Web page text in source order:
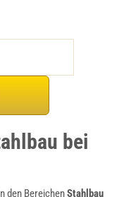
bei
den BereichenStahlbau